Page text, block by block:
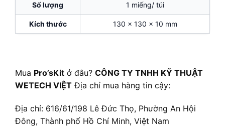
Số lượng 1 miếng/ túi
Kích thước 130 x 130 x 10 mm
Mua Pro’sKit ở đâu? CÔNG TY TNHH KỸ THUẬT
WETECH VIỆT Địa chỉ mua hàng tin cậy:
Địa chỉ: 616/61/198 Lê Đức Thọ, Phường An Hội
Đông, Thành phố Hồ Chí Minh, Việt Nam